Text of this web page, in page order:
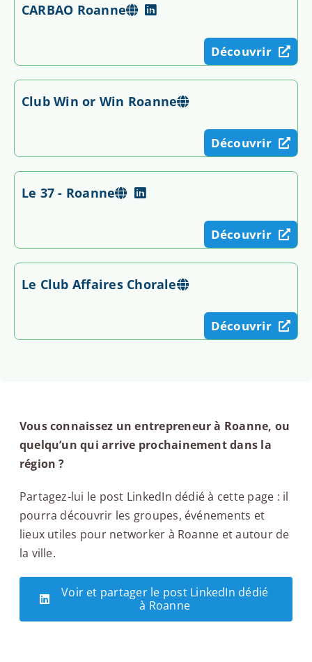
CARBAO Roanne
Découvrir
Club Win or Win Roanne
Découvrir
Le 37 - Roanne
Découvrir
Le Club Affaires Chorale
Découvrir
Vous connaissez un entrepreneur à Roanne, ou
quelqu’un qui arrive prochainement dans la
région ?
Partagez-lui le post LinkedIn dédié à cette page : il
pourra découvrir les groupes, événements et
lieux utiles pour networker à Roanne et autour de
la ville.
Voir et partager le post LinkedIn dédié
à Roanne